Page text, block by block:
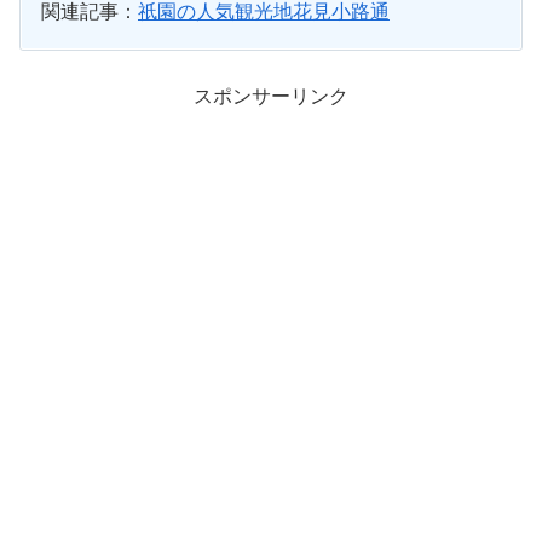
関連記事： 祇園の人気観光地花見小路通
スポンサーリンク